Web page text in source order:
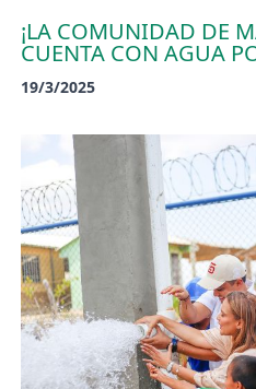
¡LA COMUNIDAD DE
CUENTA CON AGUA
19/3/2025